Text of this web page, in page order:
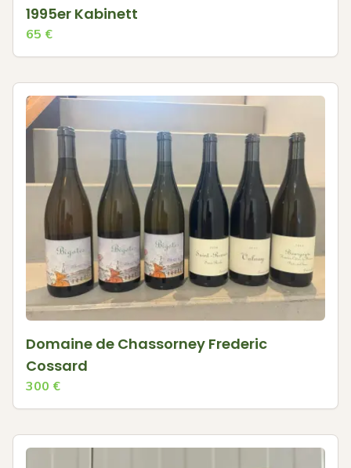
1995er Kabinett
65 €
Domaine de Chassorney Frederic
Cossard
300 €